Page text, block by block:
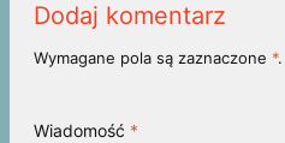
Dodaj komentarz
Wymagane pola są zaznaczone *.
Wiadomość *